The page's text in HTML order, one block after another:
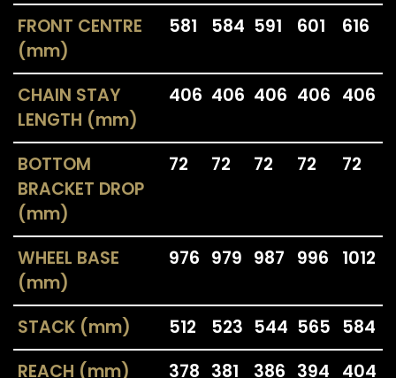
FRONT CENTRE
(mm)
581 584 591 601 616
CHAIN STAY
LENGTH (mm)
406 406 406 406 406
BOTTOM
BRACKET DROP
(mm)
72 72 72 72 72
WHEEL BASE
(mm)
976 979 987 996 1012
STACK (mm) 512 523 544 565 584
REACH (mm)
378 381 386 394 404